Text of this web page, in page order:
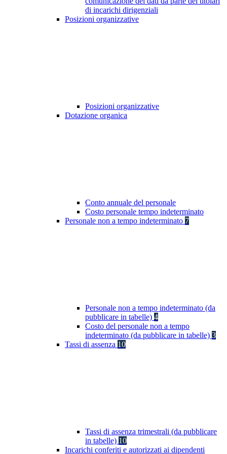
di incarichi dirigenziali
Posizioni organizzative
Posizioni organizzative
Dotazione organica
Conto annuale del personale
Costo personale tempo indeterminato
Personale non a tempo indeterminato 7
Personale non a tempo indeterminato (da
pubblicare in tabelle) 4
Costo del personale non a tempo
indeterminato (da pubblicare in tabelle) 3
Tassi di assenza 10
Tassi di assenza trimestrali (da pubblicare
in tabelle) 10
Incarichi conferiti e autorizzati ai dipendenti